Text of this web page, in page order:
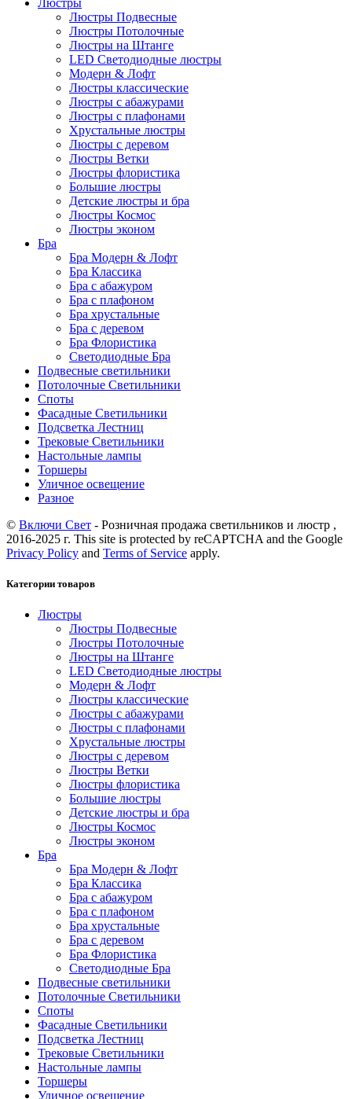
Люстры Подвесные
Люстры Потолочные
Люстры на Штанге
LED Светодиодные люстры
Модерн & Лофт
Люстры классические
Люстры с абажурами
Люстры с плафонами
Хрустальные люстры
Люстры с деревом
Люстры Ветки
Люстры флористика
Большие люстры
Детские люстры и бра
Люстры Космос
Люстры эконом
Бра
Бра Модерн & Лофт
Бра Классика
Бра с абажуром
Бра с плафоном
Бра хрустальные
Бра с деревом
Бра Флористика
Светодиодные Бра
Подвесные светильники
Потолочные Светильники
Споты
Фасадные Светильники
Подсветка Лестниц
Трековые Светильники
Настольные лампы
Торшеры
Уличное освещение
Разное
© Включи Свет - Розничная продажа светильников и люстр ,
2016-2025 г. This site is protected by reCAPTCHA and the Google
Privacy Policy and Terms of Service apply.
Категории товаров
Люстры
Люстры Подвесные
Люстры Потолочные
Люстры на Штанге
LED Светодиодные люстры
Модерн & Лофт
Люстры классические
Люстры с абажурами
Люстры с плафонами
Хрустальные люстры
Люстры с деревом
Люстры Ветки
Люстры флористика
Большие люстры
Детские люстры и бра
Люстры Космос
Люстры эконом
Бра
Бра Модерн & Лофт
Бра Классика
Бра с абажуром
Бра с плафоном
Бра хрустальные
Бра с деревом
Бра Флористика
Светодиодные Бра
Подвесные светильники
Потолочные Светильники
Споты
Фасадные Светильники
Подсветка Лестниц
Трековые Светильники
Настольные лампы
Торшеры
Уличное освещение